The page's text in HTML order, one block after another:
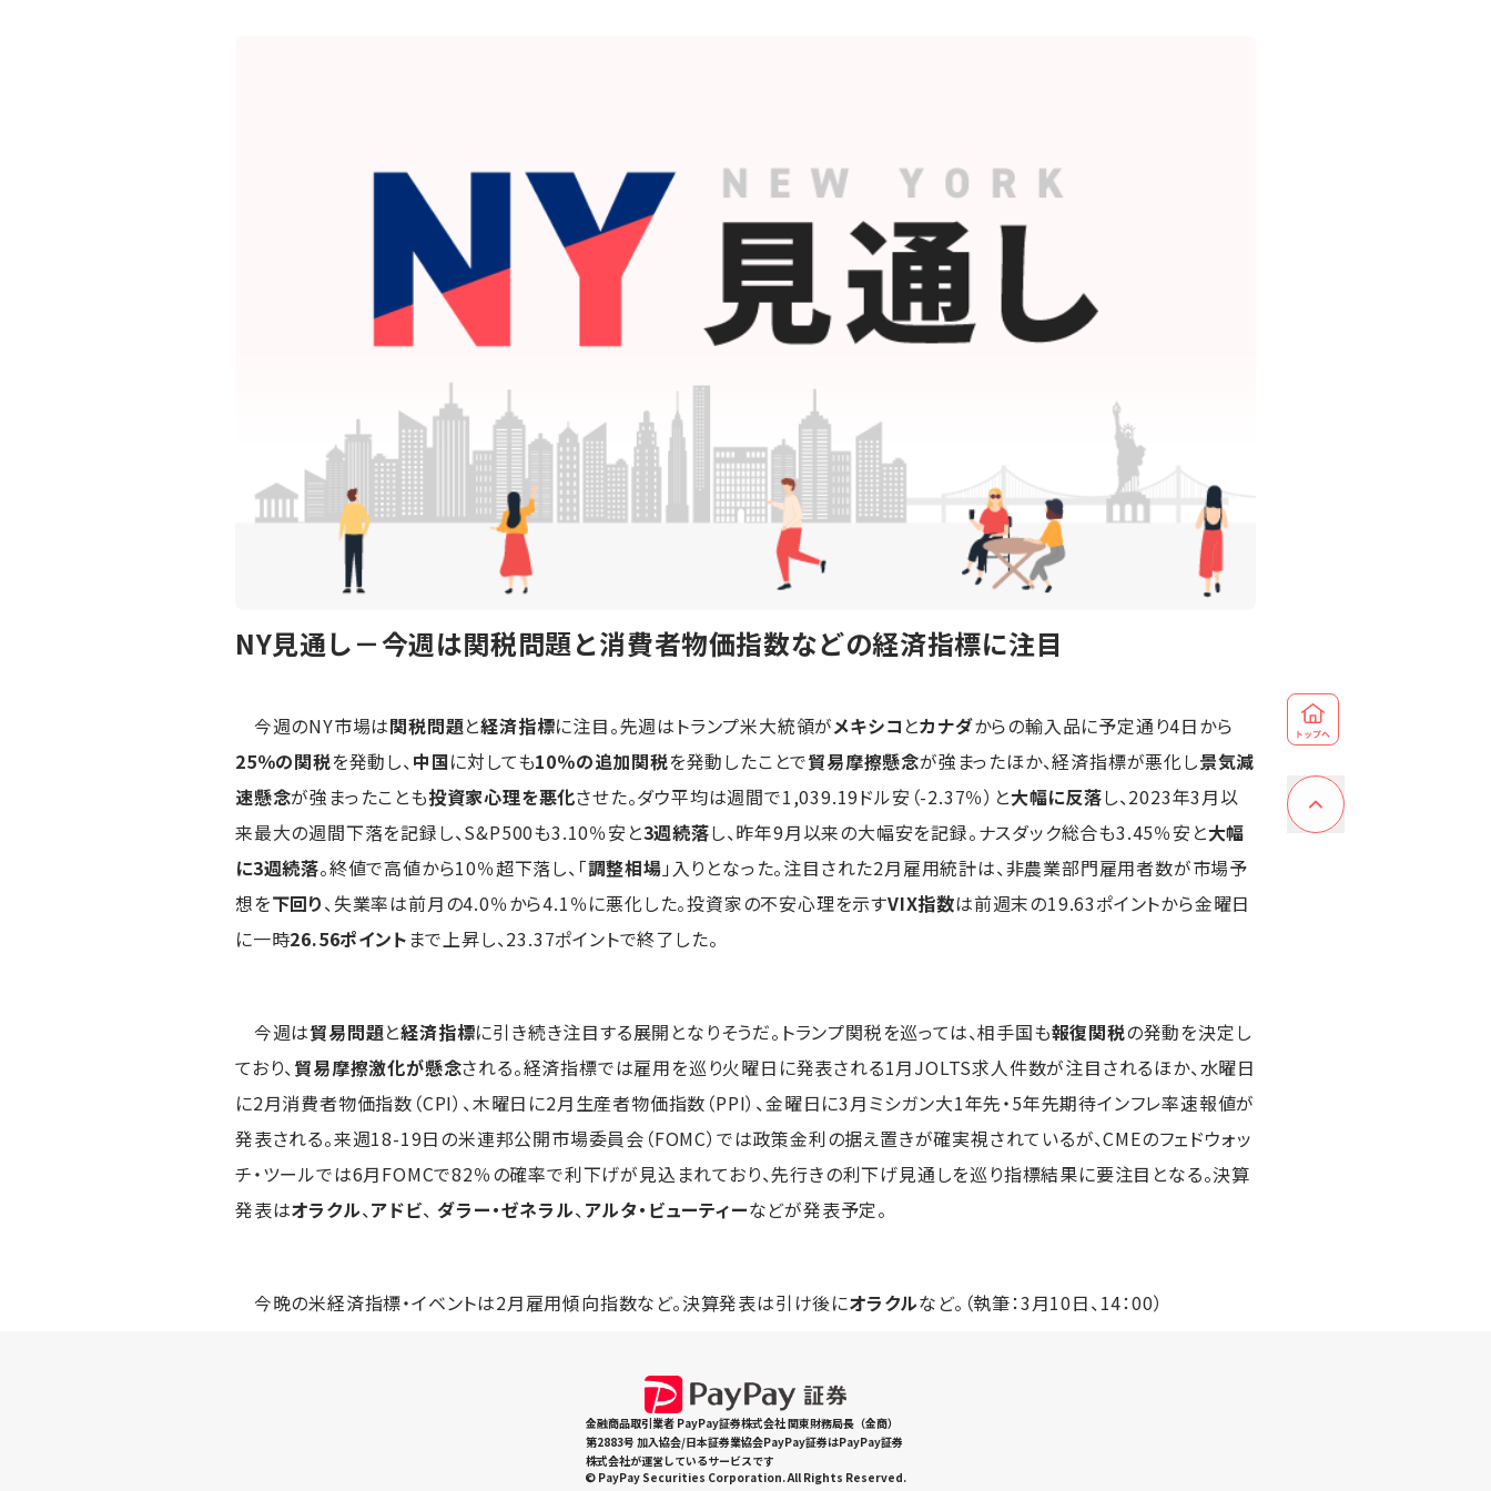
NY見通し－今週は関税問題と消費者物価指数などの経済指標に注目
今週のNY市場は関税問題と経済指標に注目。先週はトランプ米大統領がメキシコ とカナダからの輸入品に予定通り4日から
25％の関税を発動し、 中国に対しても10％の追加関税を発動したことで貿易摩擦懸念が強まったほか、経済指標が悪化し景気減
速懸念が強まったことも投資家心理を悪化させた。ダウ平均は週間で1,039.19ドル安（-2.37％）と大幅に反落し、2023年3月以
来最大の週間下落を記録し、S&P500も3.10％安と3週続落し、昨年9月以来の大幅安を記録。ナスダック総合も3.45％安と大幅
に3週続落。終値で高値から10％超下落し、「調整相場 」入りとなった。注目された2月雇用統計は、非農業部門雇用者数が市場予
想を下回り、失業率は前月の4.0％から4.1％に悪化した。投資家の不安心理を示すVIX指数は前週末の19.63ポイントから金曜日
に一時26.56ポイント まで上昇し、23.37ポイントで終了した。
今週は貿易問題と経済指標に引き続き注目する展開となりそうだ。トランプ関税を巡っては、相手国も報復関税の発動を決定し
ており、 貿易摩擦激化が懸念される。経済指標では雇用を巡り火曜日に発表される1月JOLTS求人件数が注目されるほか、水曜日
に2月消費者物価指数（CPI）、木曜日に2月生産者物価指数（PPI）、金曜日に3月ミシガン大1年先・5年先期待インフレ率速報値が
発表される。来週18-19日の米連邦公開市場委員会（FOMC）では政策金利の据え置きが確実視されているが、CMEのフェドウォッ
チ・ツールでは6月FOMCで82％の確率で利下げが見込まれており、先行きの利下げ見通しを巡り指標結果に要注目となる。決算
発表はオラクル、アドビ、ダラー・ゼネラル、 アルタ・ビューティーなどが発表予定。
今晩の米経済指標・イベントは2月雇用傾向指数など。決算発表は引け後にオラクルなど。（執筆：3月10日、14：00）
金融商品取引業者 PayPay証券株式会社 関東財務局長（金商）
第2883号 加入協会/日本証券業協会PayPay証券はPayPay証券
株式会社が運営しているサービスです
© PayPay Securities Corporation. All Rights Reserved.